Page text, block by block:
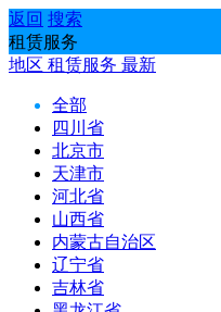
返回 搜索
租赁服务
地区 租赁服务 最新
全部
四川省
北京市
天津市
河北省
山西省
内蒙古自治区
辽宁省
吉林省